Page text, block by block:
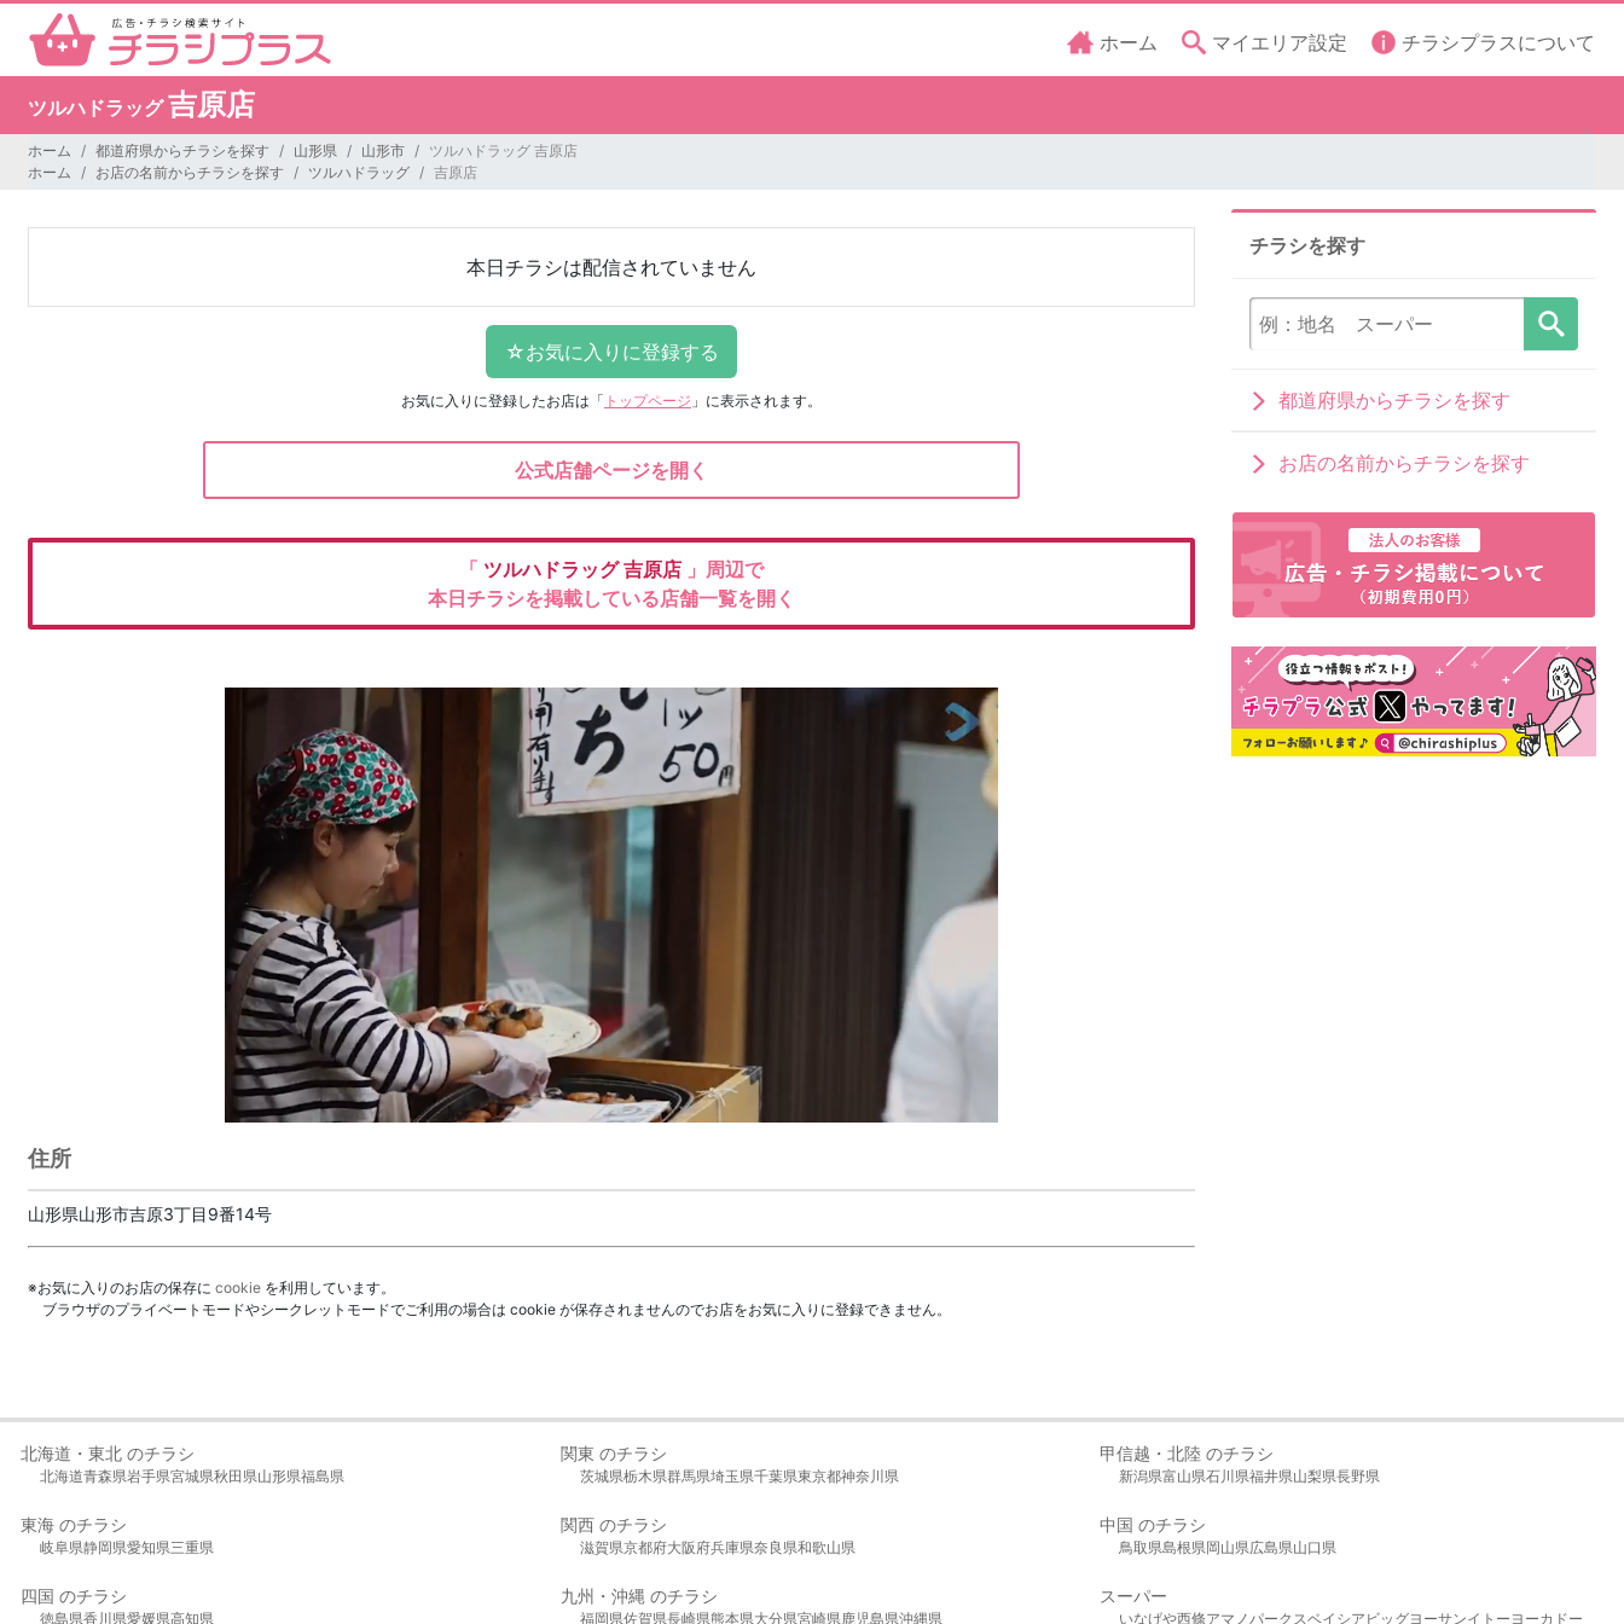
ホーム マイエリア設定 チラシプラスについて
ツルハドラッグ吉原店
ホーム 都道府県からチラシを探す 山形県 山形市
ツルハドラッグ 吉原店
ホーム
お店の名前からチラシを探す ツルハドラッグ 吉原店
本日チラシは配信されていません
お気に入りに登録したお店は 「 トップページ 」に表示されます。
公式店舗ページを開く
「 ツルハドラッグ吉原店 」周辺で
本日チラシを掲載している店舗一覧を開く
住所
山形県山形市吉原3丁目9番14号
※お気に入りのお店の保存に cookie を利用しています。
ブラウザのプライベートモードやシークレットモードでご利用の場合は cookie が保存されませんのでお店をお気に入りに登録できません。
チラシを探す
都道府県からチラシを探す
お店の名前からチラシを探す
北海道・東北 のチラシ
北海道青森県岩手県宮城県秋田県山形県福島県
関東 のチラシ
茨城県栃木県群馬県埼玉県千葉県東京都神奈川県
甲信越・北陸 のチラシ
新潟県富山県石川県福井県山梨県長野県
東海 のチラシ
岐阜県静岡県愛知県三重県
関西 のチラシ
滋賀県京都府大阪府兵庫県奈良県和歌山県
中国 のチラシ
鳥取県島根県岡山県広島県山口県
四国 のチラシ
徳島県香川県愛媛県高知県
九州・沖縄 のチラシ
福岡県佐賀県長崎県熊本県大分県宮崎県鹿児島県沖縄県
スーパー
いなげや西條アマノパークスベイシア ビッグヨーサンイトーヨーカドー